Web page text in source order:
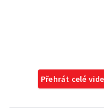
Přehrát celé